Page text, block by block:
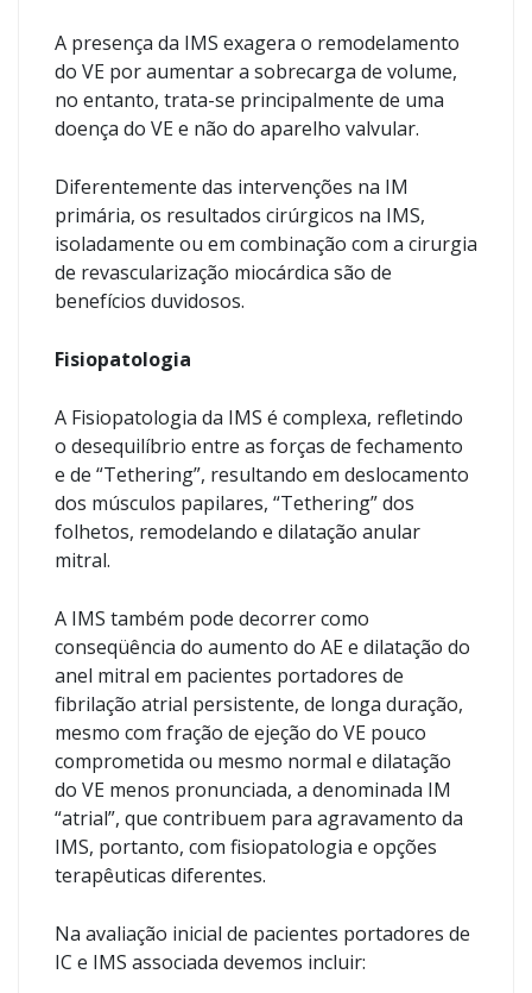
A presença da IMS exagera o remodelamento
do VE por aumentar a sobrecarga de volume,
no entanto, trata-se principalmente de uma
doença do VE e não do aparelho valvular.
Diferentemente das intervenções na IM
primária, os resultados cirúrgicos na IMS,
isoladamente ou em combinação com a cirurgia
de revascularização miocárdica são de
benefícios duvidosos.
Fisiopatologia
A Fisiopatologia da IMS é complexa, refletindo
o desequilíbrio entre as forças de fechamento
e de “Tethering”, resultando em deslocamento
dos músculos papilares, “Tethering” dos
folhetos, remodelando e dilatação anular
mitral.
A IMS também pode decorrer como
conseqüência do aumento do AE e dilatação do
anel mitral em pacientes portadores de
fibrilação atrial persistente, de longa duração,
mesmo com fração de ejeção do VE pouco
comprometida ou mesmo normal e dilatação
do VE menos pronunciada, a denominada IM
“atrial”, que contribuem para agravamento da
IMS, portanto, com fisiopatologia e opções
terapêuticas diferentes.
Na avaliação inicial de pacientes portadores de
IC e IMS associada devemos incluir: